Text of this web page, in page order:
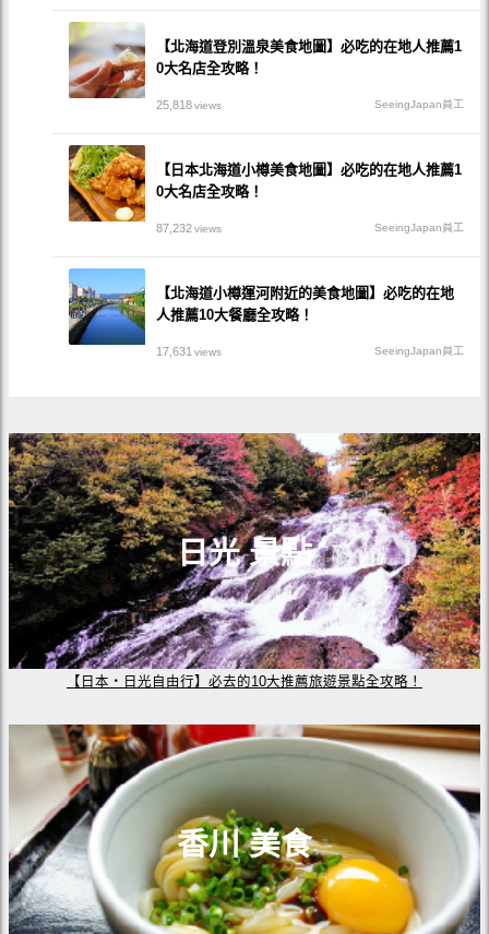
【北海道登別溫泉美食地圖】必吃的在地人推薦1
0大名店全攻略！
25,818views SeeingJapan員工
【日本北海道小樽美食地圖】必吃的在地人推薦1
0大名店全攻略！
87,232views SeeingJapan員工
【北海道小樽運河附近的美食地圖】必吃的在地
人推薦10大餐廳全攻略！
17,631views SeeingJapan員工
日光 景點
【日本・日光自由行】必去的10大推薦旅遊景點全攻略！
香川 美食